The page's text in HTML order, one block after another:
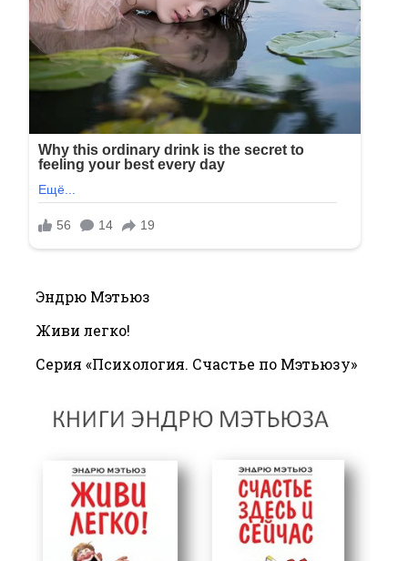
Эндрю Мэтьюз
Живи легко!
Серия «Психология. Счастье по Мэтьюзу»